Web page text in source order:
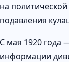
на
подавления
С мая 1920 года
информации